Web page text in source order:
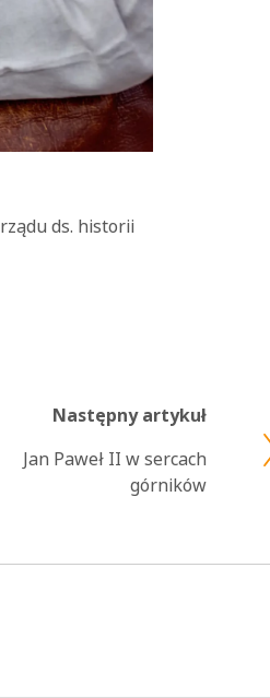
ds. historii
Następny artykuł
Jan Paweł II w sercach
górników